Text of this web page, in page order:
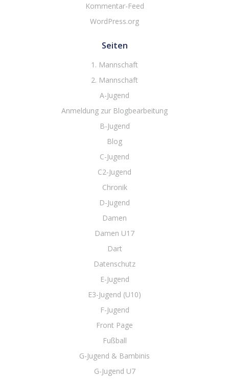
Kommentar-Feed
WordPress.org
Seiten
1. Mannschaft
2. Mannschaft
A-Jugend
Anmeldung zur Blogbearbeitung
B-Jugend
Blog
C-Jugend
C2-Jugend
Chronik
D-Jugend
Damen
Damen U17
Dart
Datenschutz
E-Jugend
E3-Jugend (U10)
F-Jugend
Front Page
Fußball
G-Jugend & Bambinis
G-Jugend U7